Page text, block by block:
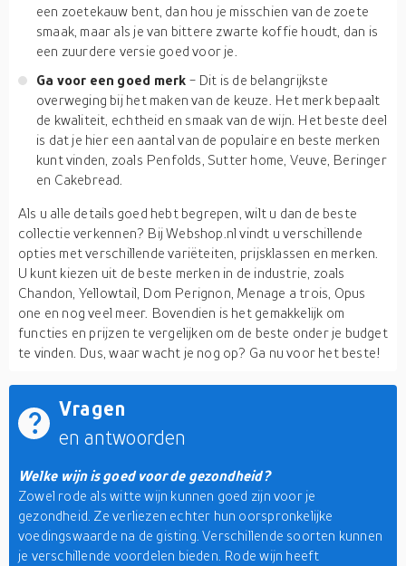
een zoetekauw bent, dan hou je misschien van de zoete
smaak, maar als je van bittere zwarte koffie houdt, dan is
een zuurdere versie goed voor je.
Ga voor een goed merk - Dit is de belangrijkste
overweging bij het maken van de keuze. Het merk bepaalt
de kwaliteit, echtheid en smaak van de wijn. Het beste deel
is dat je hier een aantal van de populaire en beste merken
kunt vinden, zoals Penfolds, Sutter home, Veuve, Beringer
en Cakebread.
Als u alle details goed hebt begrepen, wilt u dan de beste
collectie verkennen? Bij Webshop.nl vindt u verschillende
opties met verschillende variëteiten, prijsklassen en merken.
U kunt kiezen uit de beste merken in de industrie, zoals
Chandon, Yellowtail, Dom Perignon, Menage a trois, Opus
one en nog veel meer. Bovendien is het gemakkelijk om
functies en prijzen te vergelijken om de beste onder je budget
te vinden. Dus, waar wacht je nog op? Ga nu voor het beste!
Vragen
en antwoorden
Welke wijn is goed voor de gezondheid?
Zowel rode als witte wijn kunnen goed zijn voor je
gezondheid. Ze verliezen echter hun oorspronkelijke
voedingswaarde na de gisting. Verschillende soorten kunnen
je verschillende voordelen bieden. Rode wijn heeft